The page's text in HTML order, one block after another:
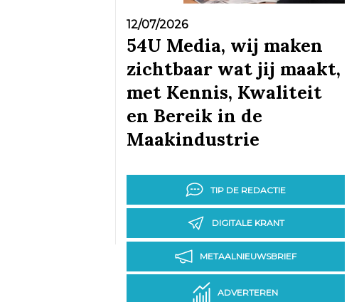
12/07/2026
54U Media, wij maken
zichtbaar wat jij maakt,
met Kennis, Kwaliteit
en Bereik in de
Maakindustrie
TIP DE REDACTIE
DIGITALE KRANT
METAALNIEUWSBRIEF
ADVERTEREN